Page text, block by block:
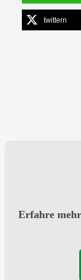
twittern
Erfahre